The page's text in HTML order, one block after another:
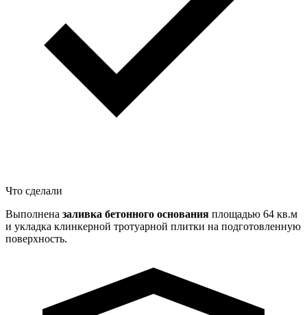
Что сделали
Выполнена заливка бетонного основания площадью 64 кв.м
и укладка клинкерной тротуарной плитки на подготовленную
поверхность.